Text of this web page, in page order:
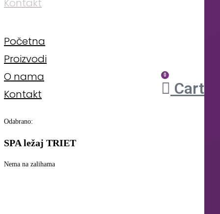
Kontakt
Početna
Proizvodi
O nama
Kontakt
0
Cart
Odabrano:
SPA ležaj TRIET
Nema na zalihama